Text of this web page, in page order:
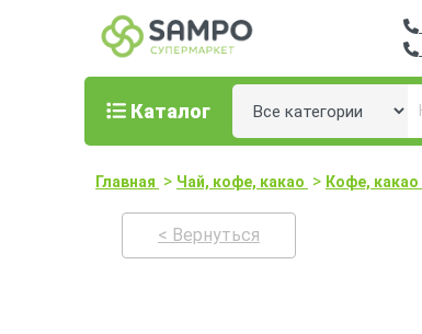
Каталог
Главная > Чай, кофе, какао > Кофе, какао
< Вернуться